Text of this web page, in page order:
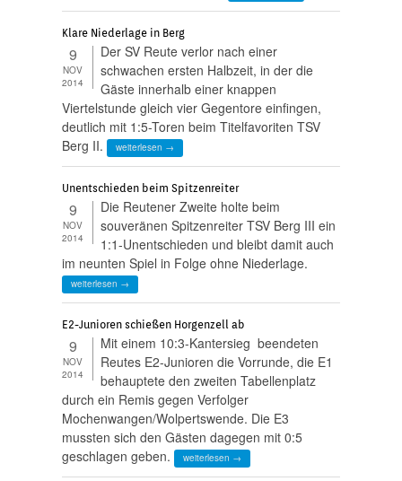
Klare Niederlage in Berg
9
NOV
2014
Der SV Reute verlor nach einer
schwachen ersten Halbzeit, in der die
Gäste innerhalb einer knappen
Viertelstunde gleich vier Gegentore einfingen,
deutlich mit 1:5-Toren beim Titelfavoriten TSV
Berg II.
weiterlesen →
Unentschieden beim Spitzenreiter
9
NOV
2014
Die Reutener Zweite holte beim
souveränen Spitzenreiter TSV Berg III ein
1:1-Unentschieden und bleibt damit auch
im neunten Spiel in Folge ohne Niederlage.
weiterlesen →
E2-Junioren schießen Horgenzell ab
9
NOV
2014
Mit einem 10:3-Kantersieg beendeten
Reutes E2-Junioren die Vorrunde, die E1
behauptete den zweiten Tabellenplatz
durch ein Remis gegen Verfolger
Mochenwangen/Wolpertswende. Die E3
mussten sich den Gästen dagegen mit 0:5
geschlagen geben.
weiterlesen →